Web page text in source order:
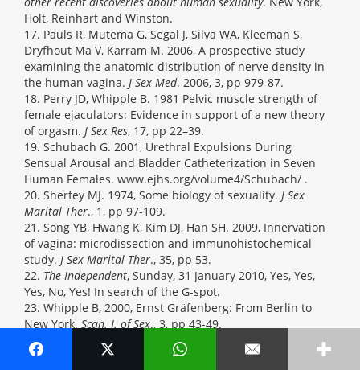
Holt, Reinhart and Winston.
17. Pauls R, Mutema G, Segal J, Silva WA, Kleeman S,
Dryfhout Ma V, Karram M. 2006, A prospective study
examining the anatomic distribution of nerve density in
the human vagina. J Sex Med. 2006, 3, pp 979-87.
18. Perry JD, Whipple B. 1981 Pelvic muscle strength of
female ejaculators: Evidence in support of a new theory
of orgasm. J Sex Res, 17, pp 22–39.
19. Schubach G. 2001, Urethral Expulsions During
Sensual Arousal and Bladder Catheterization in Seven
Human Females. www.ejhs.org/volume4/Schubach/ .
20. Sherfey MJ. 1974, Some biology of sexuality. J Sex
Marital Ther., 1, pp 97-109.
21. Song YB, Hwang K, Kim DJ, Han SH. 2009, Innervation
of vagina: microdissection and immunohistochemical
study. J Sex Marital Ther., 35, pp 53.
22. The Independent, Sunday, 31 January 2010, Yes, Yes,
Yes, No, Yes! In search of the G-spot.
23. Whipple B, 2000, Ernst Gräfenberg: From Berlin to
New York. Scan. J. of Sex., 3, pp 43-49.
24. Zaviacic M, Zaviacic T, Ablin RJ, Breza J, Holoman K.
2001, The female prostate: history, functional morphology